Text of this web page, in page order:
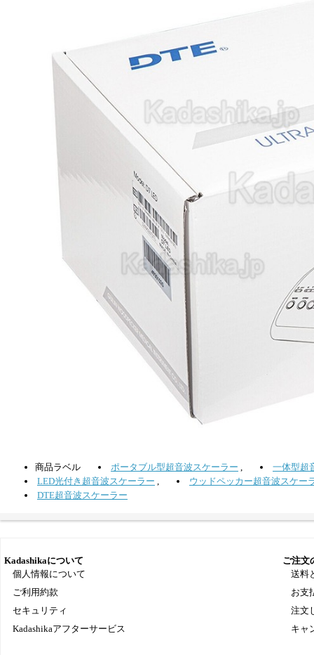
商品ラベル ポータブル型超音波スケーラー ,
一体型超
LED光付き超音波スケーラー ,
ウッドペッカー超音波スケー
DTE超音波スケーラー
Kadashikaについて
個人情報について
ご利用約款
セキュリティ
Kadashikaアフターサービス
ご注文
送料
お支
注文
キャ